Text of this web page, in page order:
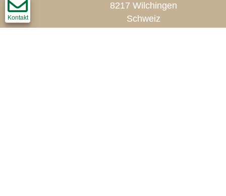
Kontakt
8217 Wilchingen
Schweiz